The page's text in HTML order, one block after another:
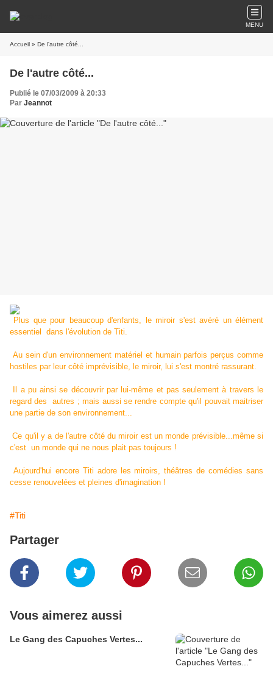
MENU
Accueil » De l'autre côté...
De l'autre côté...
Publié le 07/03/2009 à 20:33
Par Jeannot
Plus que pour beaucoup d'enfants, le miroir s'est avéré un élément
essentiel dans l'évolution de Titi.
Au sein d'un environnement matériel et humain parfois perçus comme
hostiles par leur côté imprévisible, le miroir, lui s'est montré rassurant.
Il a pu ainsi se découvrir par lui-même et pas seulement à travers le
regard des autres ; mais aussi se rendre compte qu'il pouvait maitriser
une partie de son environnement...
Ce qu'il y a de l'autre côté du miroir est un monde prévisible...même si
c'est un monde qui ne nous plait pas toujours !
Aujourd'hui encore Titi adore les miroirs, théâtres de comédies sans
cesse renouvelées et pleines d'imagination !
#Titi
Partager
Vous aimerez aussi
Le Gang des Capuches Vertes...